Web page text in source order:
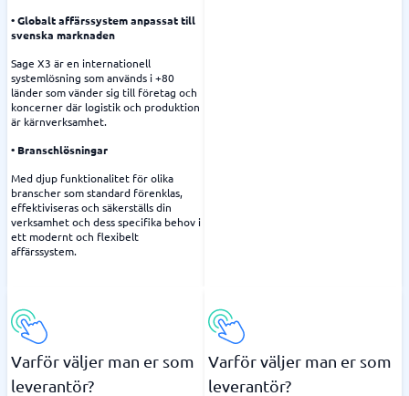
• Globalt affärssystem anpassat till
svenska marknaden
Sage X3 är en internationell
systemlösning som används i +80
länder som vänder sig till företag och
koncerner där logistik och produktion
är kärnverksamhet.
• Branschlösningar
Med djup funktionalitet för olika
branscher som standard förenklas,
effektiviseras och säkerställs din
verksamhet och dess specifika behov i
ett modernt och flexibelt
affärssystem.
Varför väljer man er som
leverantör?
Varför väljer man er som
leverantör?